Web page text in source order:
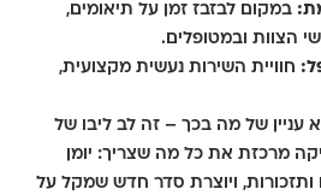
במקום לבזבז זמן על תיאומים,
הצוות ובמטופלים.
חוויית השירות נעשית מקצועית,
עניין של מה בכך – זה לב ליבו של
מרכזת את כל מה שצריך: יומן
ויוצרת סדר חדש שמקל על